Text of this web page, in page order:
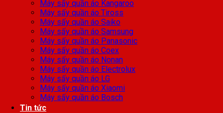
Máy sấy quần áo Kangaroo
Máy sấy quần áo Tiross
Máy sấy quần áo Saiko
Máy sấy quần áo Samsung
Máy sấy quần áo Panasonic
Máy sấy quần áo Coex
Máy sấy quần áo Nonan
Máy sấy quần áo Electrolux
Máy sấy quần áo LG
Máy sấy quần áo Xiaomi
Máy sấy quần áo Bosch
Tin tức